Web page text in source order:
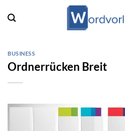
Inhalt
BUSINESS
Ordnerrücken Breit